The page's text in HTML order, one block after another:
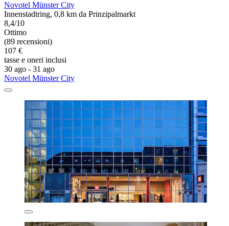
Novotel Münster City
Innenstadtring, 0,8 km da Prinzipalmarkt
8,4/10
Ottimo
(89 recensioni)
107 €
tasse e oneri inclusi
30 ago - 31 ago
Novotel Münster City